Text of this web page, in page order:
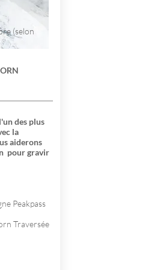
(selon
des plus
la
aiderons
pour gravir
Peakpass
Traversée